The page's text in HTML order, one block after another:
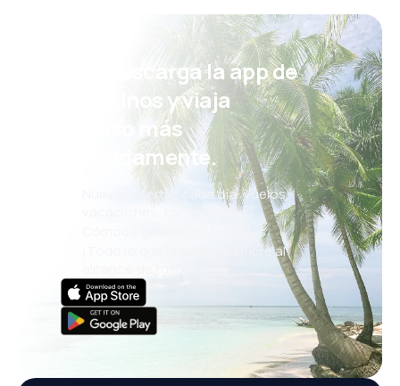
¡Eh! Descarga la app de
eDestinos y viaja
incluso más
cómodamente.
Nuevas ofertas cada día: vuelos,
vacaciones, escapadas
Cómoda gestión de reservas
¡Todo lo que importa, siempre al